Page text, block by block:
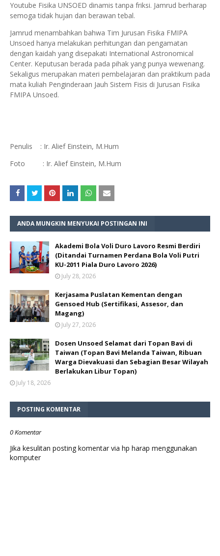
Youtube Fisika UNSOED dinamis tanpa friksi. Jamrud berharap
semoga tidak hujan dan berawan tebal.
Jamrud menambahkan bahwa Tim Jurusan Fisika FMIPA
Unsoed hanya melakukan perhitungan dan pengamatan
dengan kaidah yang disepakati International Astronomical
Center. Keputusan berada pada pihak yang punya wewenang.
Sekaligus merupakan materi pembelajaran dan praktikum pada
mata kuliah Penginderaan Jauh Sistem Fisis di Jurusan Fisika
FMIPA Unsoed.
Penulis : Ir. Alief Einstein, M.Hum
Foto : Ir. Alief Einstein, M.Hum
ANDA MUNGKIN MENYUKAI POSTINGAN INI
Akademi Bola Voli Duro Lavoro Resmi Berdiri
(Ditandai Turnamen Perdana Bola Voli Putri
KU-2011 Piala Duro Lavoro 2026)
July 28, 2026
Kerjasama Puslatan Kementan dengan
Gensoed Hub (Sertifikasi, Assesor, dan
Magang)
July 27, 2026
Dosen Unsoed Selamat dari Topan Bavi di
Taiwan (Topan Bavi Melanda Taiwan, Ribuan
Warga Dievakuasi dan Sebagian Besar Wilayah
Berlakukan Libur Topan)
July 18, 2026
POSTING KOMENTAR
0 Komentar
Jika kesulitan posting komentar via hp harap menggunakan
komputer